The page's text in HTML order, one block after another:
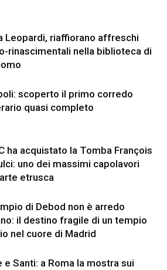
Leopardi, riaffiorano affreschi
rinascimentali nella biblioteca di
scoperto il primo corredo
quasi completo
ha acquistato la Tomba François
uno dei massimi capolavori
etrusca
di Debod non è arredo
il destino fragile di un tempio
nel cuore di Madrid
e Santi: a Roma la mostra sui